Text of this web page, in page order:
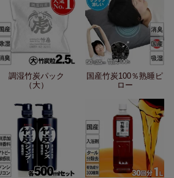
調湿竹炭パック
（大）
国産竹炭100％熟睡ピ
ロー